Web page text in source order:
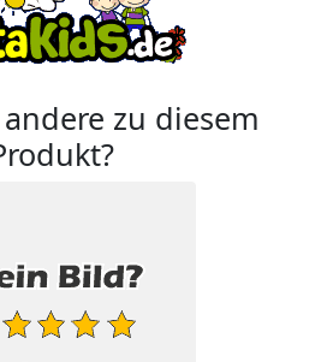
zu diesem